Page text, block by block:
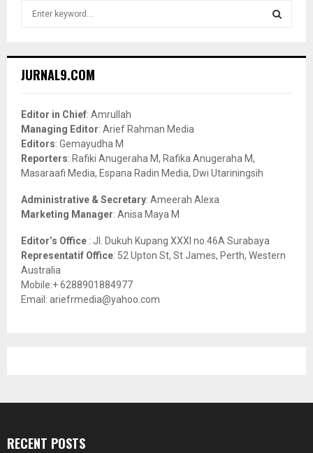
h
o
r
:
JURNAL9.COM
Editor in Chief: Amrullah
Managing Editor: Arief Rahman Media
Editors: Gemayudha M
Reporters: Rafiki Anugeraha M, Rafika Anugeraha M,
Masaraafi Media, Espana Radin Media, Dwi Utariningsih
Administrative & Secretary: Ameerah Alexa
Marketing Manager: Anisa Maya M
Editor’s Office : Jl. Dukuh Kupang XXXI no.46A Surabaya
Representatif Office: 52 Upton St, St James, Perth, Western
Australia
Mobile:+ 6288901884977
Email: ariefrmedia@yahoo.com
RECENT POSTS